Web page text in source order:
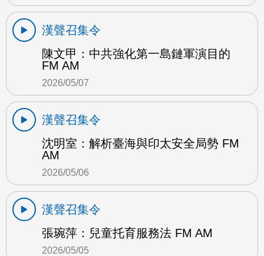
漢聲召集令
陳文甲：中共強化第一島鏈軍演目的
FM AM
2026/05/07
漢聲召集令
沈明室：解析臺海與印太安全局勢 FM
AM
2026/05/06
漢聲召集令
張琬萍：兒童托育服務法 FM AM
2026/05/05